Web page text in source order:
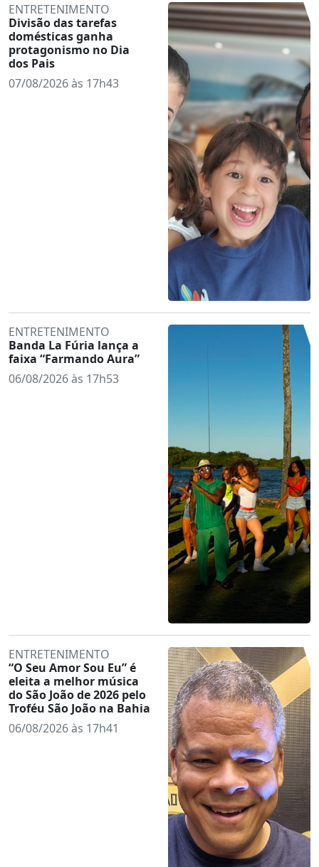
ENTRETENIMENTO
Divisão das tarefas
domésticas ganha
protagonismo no Dia
dos Pais
07/08/2026 às 17h43
ENTRETENIMENTO
Banda La Fúria lança a
faixa “Farmando Aura”
06/08/2026 às 17h53
ENTRETENIMENTO
“O Seu Amor Sou Eu” é
eleita a melhor música
do São João de 2026 pelo
Troféu São João na Bahia
06/08/2026 às 17h41